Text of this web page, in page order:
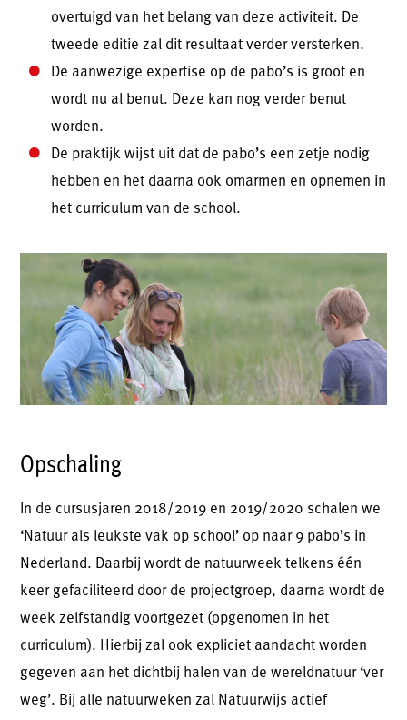
overtuigd van het belang van deze activiteit. De
tweede editie zal dit resultaat verder versterken.
De aanwezige expertise op de pabo’s is groot en
wordt nu al benut. Deze kan nog verder benut
worden.
De praktijk wijst uit dat de pabo’s een zetje nodig
hebben en het daarna ook omarmen en opnemen in
het curriculum van de school.
Opschaling
In de cursusjaren 2018/2019 en 2019/2020 schalen we
‘Natuur als leukste vak op school’ op naar 9 pabo’s in
Nederland. Daarbij wordt de natuurweek telkens één
keer gefaciliteerd door de projectgroep, daarna wordt de
week zelfstandig voortgezet (opgenomen in het
curriculum). Hierbij zal ook expliciet aandacht worden
gegeven aan het dichtbij halen van de wereldnatuur ‘ver
weg’. Bij alle natuurweken zal Natuurwijs actief